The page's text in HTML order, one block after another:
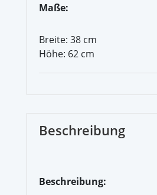
Maße:
Breite: 38 cm
Höhe: 62 cm
Beschreibung
Beschreibung: